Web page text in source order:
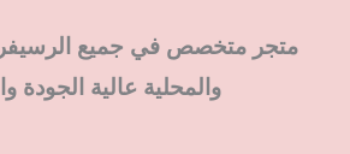
متجر متخصص في جميع
والمحلية عالية الجودة